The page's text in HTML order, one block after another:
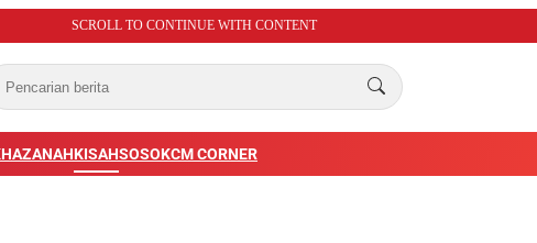
SCROLL TO CONTINUE WITH CONTENT
KISAHSOSOKCM CORNER